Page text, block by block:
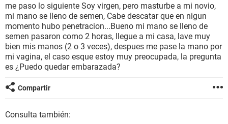
SEXUALIDAD
GLOSARIO
me paso lo siguiente Soy virgen, pero masturbe a mi novio,
mi mano se lleno de semen, Cabe descatar que en nigun
momento hubo penetracion...Bueno mi mano se lleno de
semen pasaron como 2 horas, llegue a mi casa, lave muy
bien mis manos (2 o 3 veces), despues me pase la mano por
mi vagina, el caso esque estoy muy preocupada, la pregunta
es ¿Puedo quedar embarazada?
Compartir
Consulta también: